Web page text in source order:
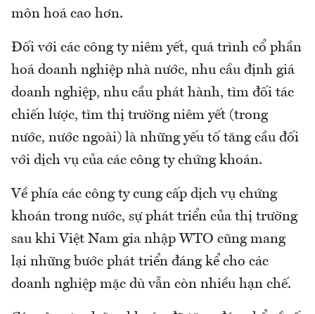
môn hoá cao hơn.
Đối với các công ty niêm yết, quá trình cổ phần
hoá doanh nghiệp nhà nước, nhu cầu định giá
doanh nghiệp, nhu cầu phát hành, tìm đối tác
chiến lược, tìm thị trường niêm yết (trong
nước, nước ngoài) là những yếu tố tăng cầu đối
với dịch vụ của các công ty chứng khoán.
Về phía các công ty cung cấp dịch vụ chứng
khoán trong nước, sự phát triển của thị trường
sau khi Việt Nam gia nhập WTO cũng mang
lại những bước phát triển đáng kể cho các
doanh nghiệp mặc dù vẫn còn nhiều hạn chế.